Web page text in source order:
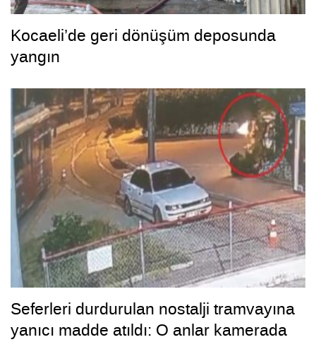
Kocaeli’de geri dönüşüm deposunda
yangın
Seferleri durdurulan nostalji tramvayına
yanıcı madde atıldı: O anlar kamerada